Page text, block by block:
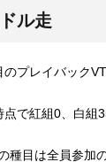
ル走
プレイバック
で紅組0、白組
種目は全員参加